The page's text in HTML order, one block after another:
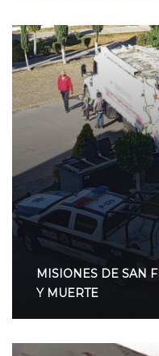
MISIONES DE SAN
Y MUERTE